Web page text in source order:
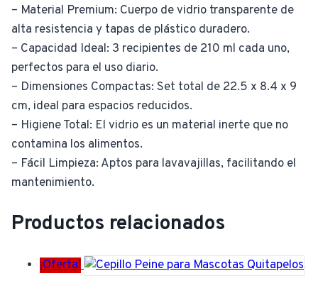
– Material Premium: Cuerpo de vidrio transparente de
alta resistencia y tapas de plástico duradero.
– Capacidad Ideal: 3 recipientes de 210 ml cada uno,
perfectos para el uso diario.
– Dimensiones Compactas: Set total de 22.5 x 8.4 x 9
cm, ideal para espacios reducidos.
– Higiene Total: El vidrio es un material inerte que no
contamina los alimentos.
– Fácil Limpieza: Aptos para lavavajillas, facilitando el
mantenimiento.
Productos relacionados
¡Oferta!